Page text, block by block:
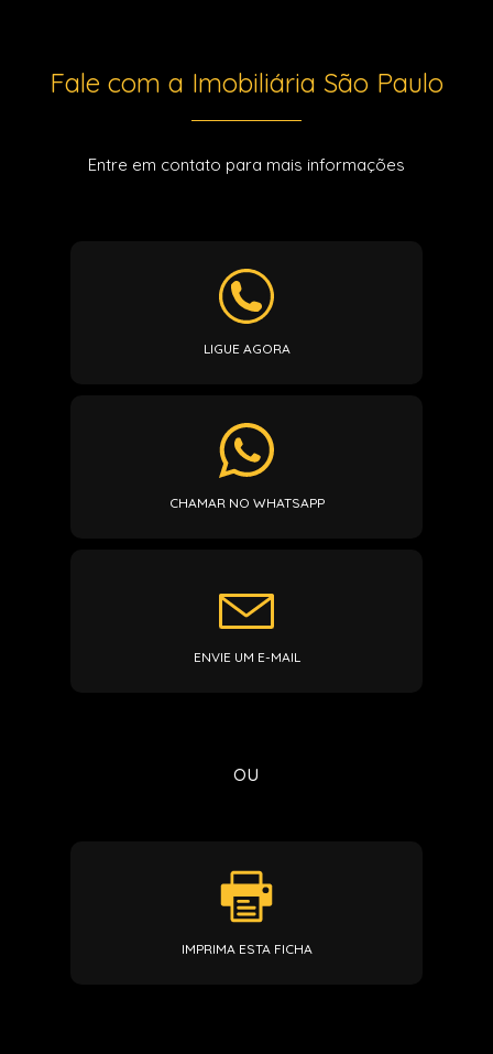
Fale com a Imobiliária São Paulo
Entre em contato para mais informações
LIGUE AGORA
CHAMAR NO WHATSAPP
ENVIE UM E-MAIL
ou
IMPRIMA ESTA FICHA